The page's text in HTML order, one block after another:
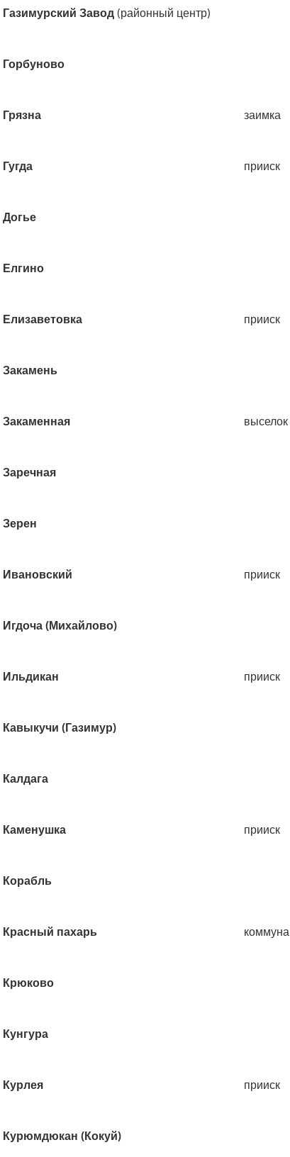
Газимурский Завод (районный центр)
Горбуново
Грязна заимка
Гугда прииск
Догье
Елгино
Елизаветовка прииск
Закамень
Закаменная выселок
Заречная
Зерен
Ивановский прииск
Игдоча (Михайлово)
Ильдикан прииск
Кавыкучи (Газимур)
Калдага
Каменушка прииск
Корабль
Красный пахарь коммуна
Крюково
Кунгура
Курлея прииск
Курюмдюкан (Кокуй)